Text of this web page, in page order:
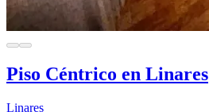
Piso Céntrico en Linares
Linares